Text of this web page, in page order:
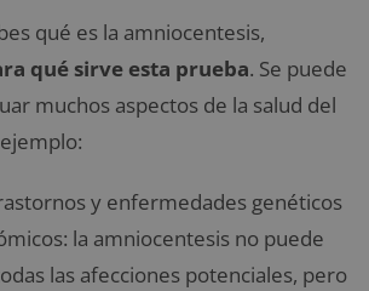
qué es la amniocentesis,
qué sirve esta prueba. Se puede
muchos aspectos de la salud del
y enfermedades genéticos
la amniocentesis no puede
las afecciones potenciales, pero